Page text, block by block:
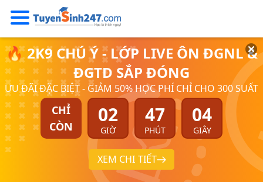
🔥 2K9 CHÚ Ý - LỚP LIVE ÔN ĐGNL &
ĐGTD SẮP ĐÓNG
ƯU ĐÃI ĐẶC BIỆT - GIẢM 50% HỌC PHÍ CHỈ CHO 300 SUẤT
CHỈ
CÒN
02
GIỜ
47
PHÚT
04
GIÂY
XEM CHI TIẾT